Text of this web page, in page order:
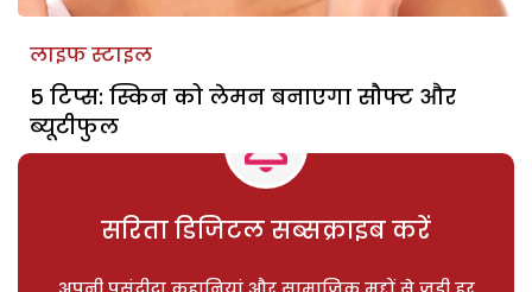
लाइफ स्टाइल
5 टिप्स: स्किन को लेमन बनाएगा सौफ्ट और
ब्यूटीफुल
सरिता डिजिटल सब्सक्राइब करें